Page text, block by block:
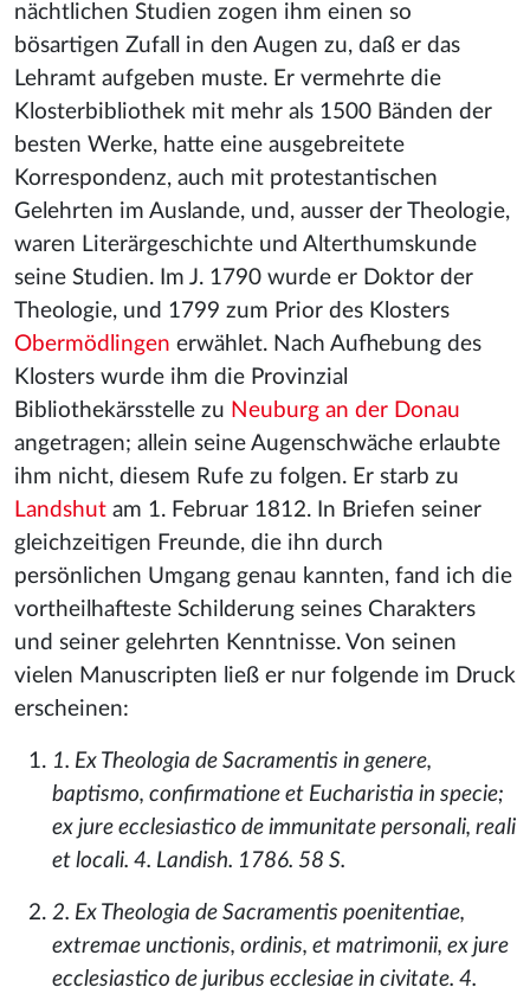
nächtlichen Studien zogen ihm einen so
bösartigen Zufall in den Augen zu, daß er das
Lehramt aufgeben muste. Er vermehrte die
Klosterbibliothek mit mehr als 1500 Bänden der
besten Werke, hatte eine ausgebreitete
Korrespondenz, auch mit protestantischen
Gelehrten im Auslande, und, ausser der Theologie,
waren Literärgeschichte und Alterthumskunde
seine Studien. Im J. 1790 wurde er Doktor der
Theologie, und 1799 zum Prior des Klosters
Obermödlingen erwählet. Nach Aufhebung des
Klosters wurde ihm die Provinzial
Bibliothekärsstelle zu Neuburg an der Donau
angetragen; allein seine Augenschwäche erlaubte
ihm nicht, diesem Rufe zu folgen. Er starb zu
Landshut am 1. Februar 1812. In Briefen seiner
gleichzeitigen Freunde, die ihn durch
persönlichen Umgang genau kannten, fand ich die
vortheilhafteste Schilderung seines Charakters
und seiner gelehrten Kenntnisse. Von seinen
vielen Manuscripten ließ er nur folgende im Druck
erscheinen:
1. Ex Theologia de Sacramentis in genere,
baptismo, confirmatione et Eucharistia in specie;
ex jure ecclesiastico de immunitate personali, reali
et locali. 4. Landish. 1786. 58 S.
2. Ex Theologia de Sacramentis poenitentiae,
extremae unctionis, ordinis, et matrimonii, ex jure
ecclesiastico de juribus ecclesiae in civitate. 4.